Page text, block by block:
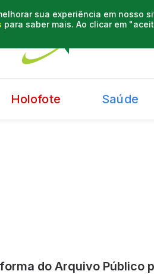
sua experiência em nosso
para saber mais. Ao clicar em
Holofote Saúde
do Arquivo Público